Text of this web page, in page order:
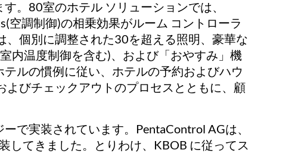
。80室のホテル ソリューションでは、
空調制御)の相乗効果がルーム コントローラ
、個別に調整された30を超える照明、豪華な
内温度制御を含む)、および「おやすみ」機
ルの慣例に従い、ホテルの予約およびハウ
よびチェックアウトのプロセスとともに、顧
で実装されています。PentaControl AGは、
してきました。とりわけ、KBOB に従ってス